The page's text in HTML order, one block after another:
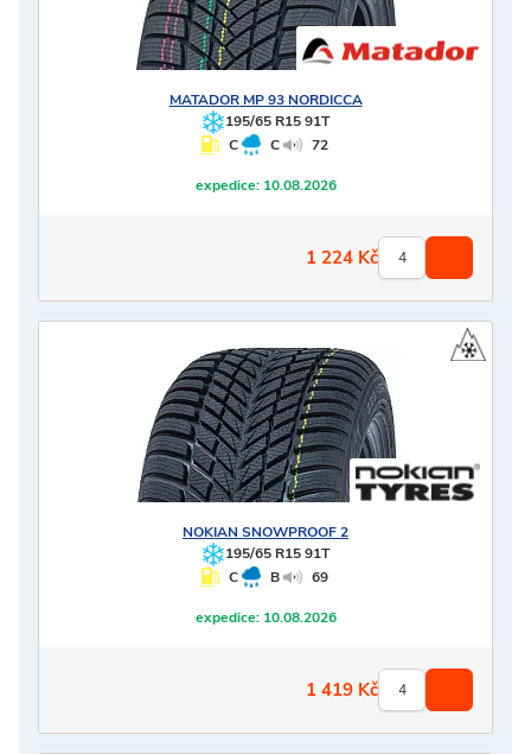
MATADORMP 93 NORDICCA
195/65 R15 91T
C
C 72
expedice:10.08.2026
1 224 Kč
NOKIAN SNOWPROOF 2
195/65 R15 91T
C
B 69
expedice:10.08.2026
1 419 Kč